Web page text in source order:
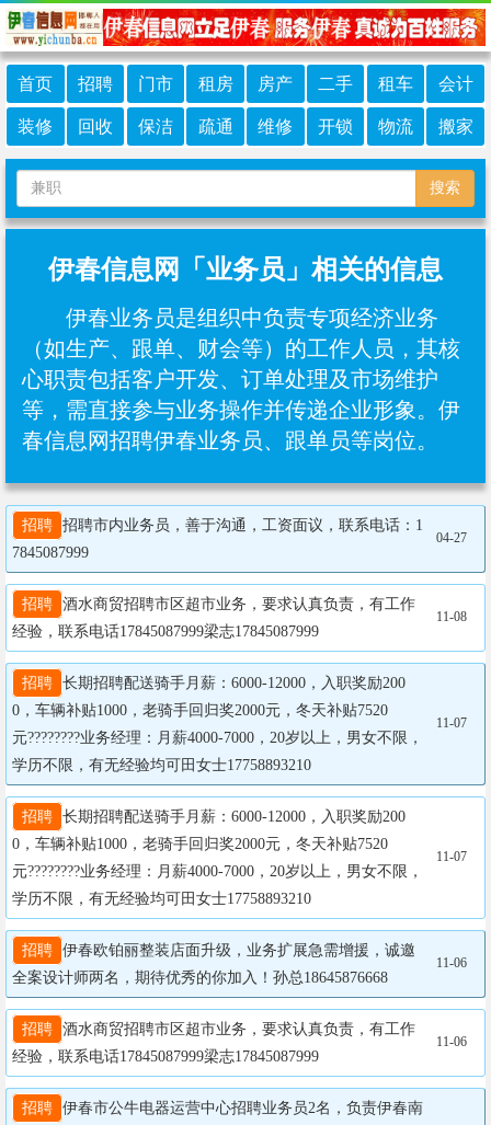
首页 招聘 门市 租房 房产 二手 租车 会计
装修 回收 保洁 疏通 维修 开锁 物流 搬家
搜索
伊春信息网「业务员」相关的信息
伊春业务员是组织中负责专项经济业务
（如生产、跟单、财会等）的工作人员，其核
心职责包括客户开发、订单处理及市场维护
等，需直接参与业务操作并传递企业形象。伊
春信息网招聘伊春业务员、跟单员等岗位。
招聘 招聘市内业务员，善于沟通，工资面议，联系电话：1
7845087999
04-27
招聘 酒水商贸招聘市区超市业务，要求认真负责，有工作
经验，联系电话17845087999梁志17845087999
11-08
招聘 长期招聘配送骑手月薪：6000-12000，入职奖励200
0，车辆补贴1000，老骑手回归奖2000元，冬天补贴7520
元????????业务经理：月薪4000-7000，20岁以上，男女不限，
学历不限，有无经验均可田女士17758893210
11-07
招聘 长期招聘配送骑手月薪：6000-12000，入职奖励200
0，车辆补贴1000，老骑手回归奖2000元，冬天补贴7520
元????????业务经理：月薪4000-7000，20岁以上，男女不限，
学历不限，有无经验均可田女士17758893210
11-07
招聘 伊春欧铂丽整装店面升级，业务扩展急需增援，诚邀
全案设计师两名，期待优秀的你加入！孙总18645876668
11-06
招聘 酒水商贸招聘市区超市业务，要求认真负责，有工作
经验，联系电话17845087999梁志17845087999
11-06
招聘 伊春市公牛电器运营中心招聘业务员2名，负责伊春南